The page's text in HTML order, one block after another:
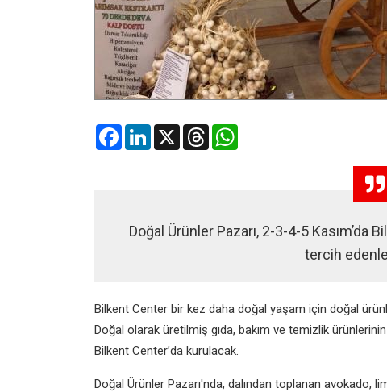
FacebookLinkedIn
X Threads
Doğal Ürünler Pazarı, 2-3-4-5 Kasım’da
tercih
Bilkent Center bir kez daha doğal yaşam için doğal
Doğal olarak üretilmiş gıda, bakım ve temizlik
Bilkent Center’da kurulacak.
Doğal Ürünler Pazarı'nda, dalından toplanan avokado,